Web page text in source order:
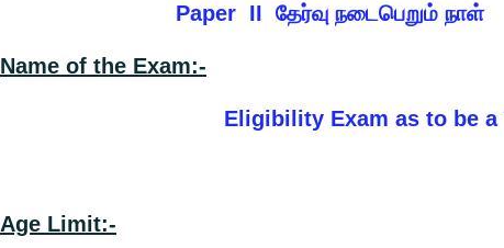
Paper II தேர்வு நடைபெறும்
Name of the Exam:-
Eligibility Exam as to be a
Age Limit:-